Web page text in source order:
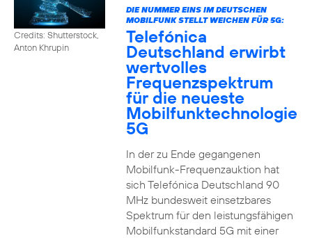
Credits: Shutterstock,
Anton Khrupin
DIE NUMMER EINS IM DEUTSCHEN
MOBILFUNK STELLT WEICHEN FÜR 5G:
Telefónica
Deutschland erwirbt
wertvolles
Frequenzspektrum
für die neueste
Mobilfunktechnologie
5G
In der zu Ende gegangenen
Mobilfunk-Frequenzauktion hat
sich Telefónica Deutschland 90
MHz bundesweit einsetzbares
Spektrum für den leistungsfähigen
Mobilfunkstandard 5G mit einer